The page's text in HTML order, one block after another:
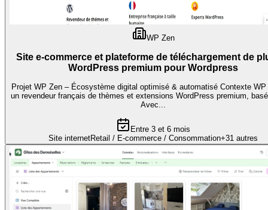
WP Zen
Site e-commerce et plateforme de téléchargement de
WordPress premium pour Wordpress
Projet WP Zen – Écosystème digital optimisé & automatisé Contexte
un revendeur français de thèmes et extensions WordPress premium,
Avec...
Entre 3 et 6 mois
Site internetRetail / E-commerce / Consommation+31 autres